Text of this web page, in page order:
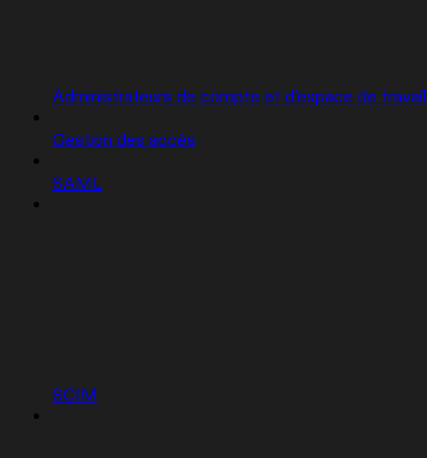
Administrateurs de compte et d'espace de travail
Gestion des accès
SAML
SCIM